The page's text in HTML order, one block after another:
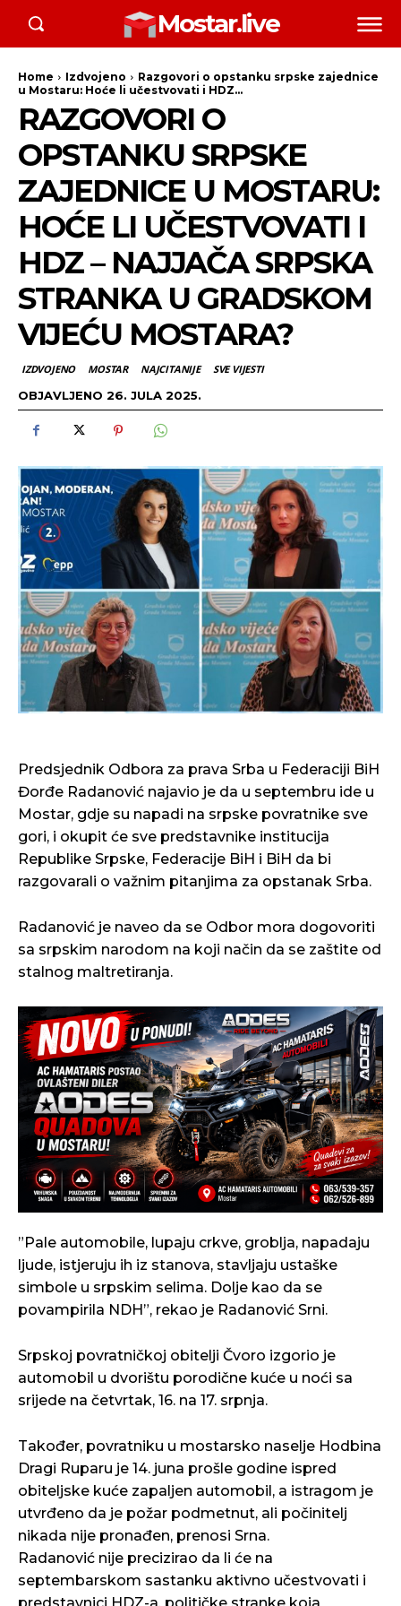
Mostar.live
Home Izdvojeno
Razgovori o opstanku srpske zajednice
u Mostaru: Hoće li učestvovati i HDZ...
RAZGOVORI O
OPSTANKU SRPSKE
ZAJEDNICE U MOSTARU:
HOĆE LI UČESTVOVATI I
HDZ – NAJJAČA SRPSKA
STRANKA U GRADSKOM
VIJEĆU MOSTARA?
IZDVOJENO MOSTAR NAJCITANIJE SVE VIJESTI
OBJAVLJENO 26. JULA 2025.
Predsjednik Odbora za prava Srba u Federaciji BiH
Đorđe Radanović najavio je da u septembru ide u
Mostar, gdje su napadi na srpske povratnike sve
gori, i okupit će sve predstavnike institucija
Republike Srpske, Federacije BiH i BiH da bi
razgovarali o važnim pitanjima za opstanak Srba.
Radanović je naveo da se Odbor mora dogovoriti
sa srpskim narodom na koji način da se zaštite od
stalnog maltretiranja.
”Pale automobile, lupaju crkve, groblja, napadaju
ljude, istjeruju ih iz stanova, stavljaju ustaške
simbole u srpskim selima. Dolje kao da se
povampirila NDH”, rekao je Radanović Srni.
Srpskoj povratničkoj obitelji Čvoro izgorio je
automobil u dvorištu porodične kuće u noći sa
srijede na četvrtak, 16. na 17. srpnja.
Također, povratniku u mostarsko naselje Hodbina
Dragi Ruparu je 14. juna prošle godine ispred
obiteljske kuće zapaljen automobil, a istragom je
utvrđeno da je požar podmetnut, ali počinitelj
nikada nije pronađen, prenosi Srna.
Radanović nije precizirao da li će na
septembarskom sastanku aktivno učestvovati i